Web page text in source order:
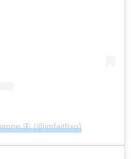
🦋 (@imfaithxo)